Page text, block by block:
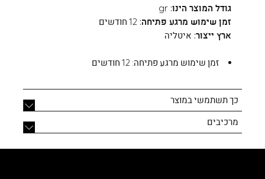
כך תשתמשי במוצר
מרכיבים
גודל המוצר הינו:gr
זמן שימוש מרגע פתיחה: 12 חודשים
ארץ ייצור: איטליה
זמן שימוש מרגע פתיחה: 12 חודשים